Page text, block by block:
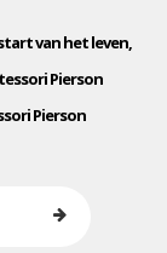
van het leven,
Pierson
Pierson